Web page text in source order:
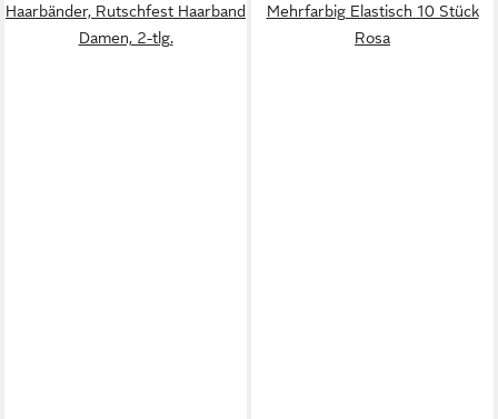
Haarbänder, Rutschfest Haarband
Damen, 2-tlg.
Mehrfarbig Elastisch 10 Stück
Rosa